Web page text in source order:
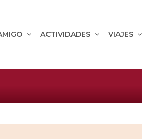
ACTIVIDADES VIAJES